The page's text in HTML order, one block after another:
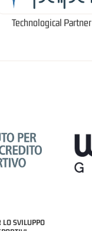
Technological Partner
LO SVILUPPO